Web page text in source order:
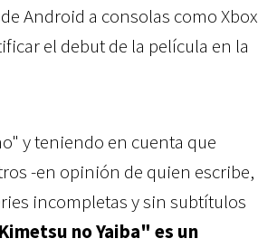
Android a consolas como Xbox
el debut de la película en la
y teniendo en cuenta que
-en opinión de quien escribe,
incompletas y sin subtítulos
no Yaiba" es un